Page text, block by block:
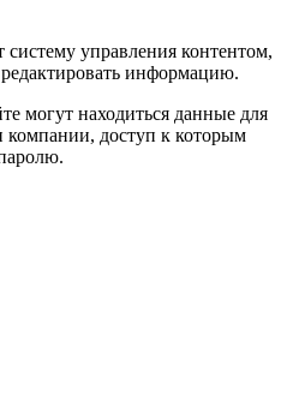
систему управления контентом,
редактировать информацию.
могут находиться данные для
компании, доступ к которым